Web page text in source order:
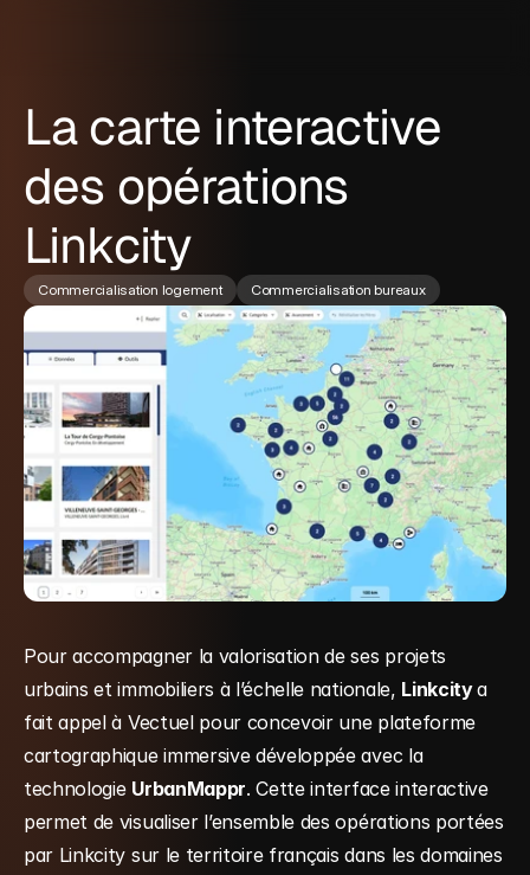
La carte interactive
des opérations
Linkcity
Commercialisation logement Commercialisation bureaux
Pour accompagner la valorisation de ses projets
urbains et immobiliers à l’échelle nationale, Linkcity a
fait appel à Vectuel pour concevoir une plateforme
cartographique immersive développée avec la
technologie UrbanMappr. Cette interface interactive
permet de visualiser l’ensemble des opérations portées
par Linkcity sur le territoire français dans les domaines